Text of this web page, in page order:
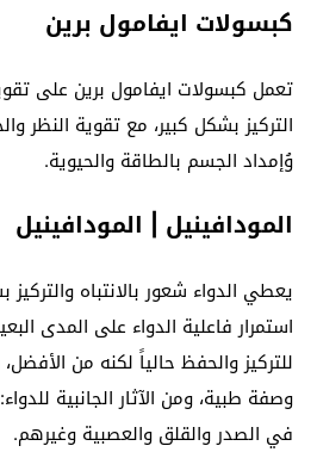
كبسولات ايفامول برين
تعمل كبسولات ايفامول برين على
التركيز بشكل كبير، مع تقوية النظر
وُإمداد الجسم بالطاقة والحيوية.
المودافينيل | المودافينيل
يعطي الدواء شعور بالانتباه
استمرار فاعلية الدواء على المدى
للتركيز والحفظ حالياً لكنه من
وصفة طبية، ومن الآثار الجانبية
في الصدر والقلق والعصبية وغيرهم.